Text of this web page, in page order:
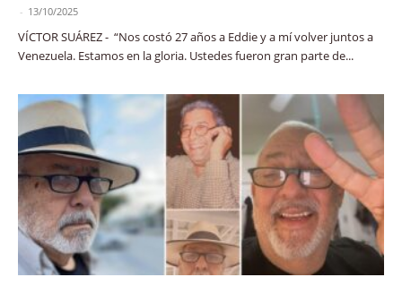
- 13/10/2025
VÍCTOR SUÁREZ - “Nos costó 27 años a Eddie y a mí volver juntos a
Venezuela. Estamos en la gloria. Ustedes fueron gran parte de...